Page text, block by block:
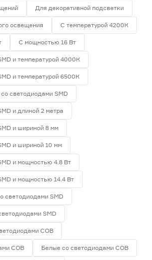
Для декоративной подсветки
освещения С температурой 4200К
С мощностью 16 Вт
и температурой 4000К
и температурой 6500К
светодиодами SMD
и длиной 2 метра
и шириной 8 мм
и шириной 10 мм
и мощностью 4.8 Вт
и мощностью 14.4 Вт
светодиодами SMD
SMD
СОВ
СОВ Белые со светодиодами СОВ